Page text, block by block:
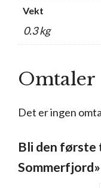
Vekt
0.3 kg
Omtaler
Det er ingen
Bli den første
Sommerfjord»